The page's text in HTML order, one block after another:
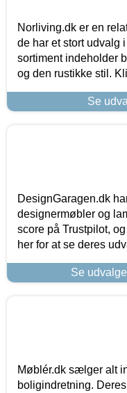
Norliving.dk er en
de har et stort udvalg
sortiment indeholder
og den rustikke stil.
Se
DesignGaragen.dk
designermøbler og
score på Trustpilot,
her for at se deres
Se
Møblér.dk sælger alt
boligindretning.